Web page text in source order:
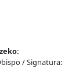
/ Signatura: